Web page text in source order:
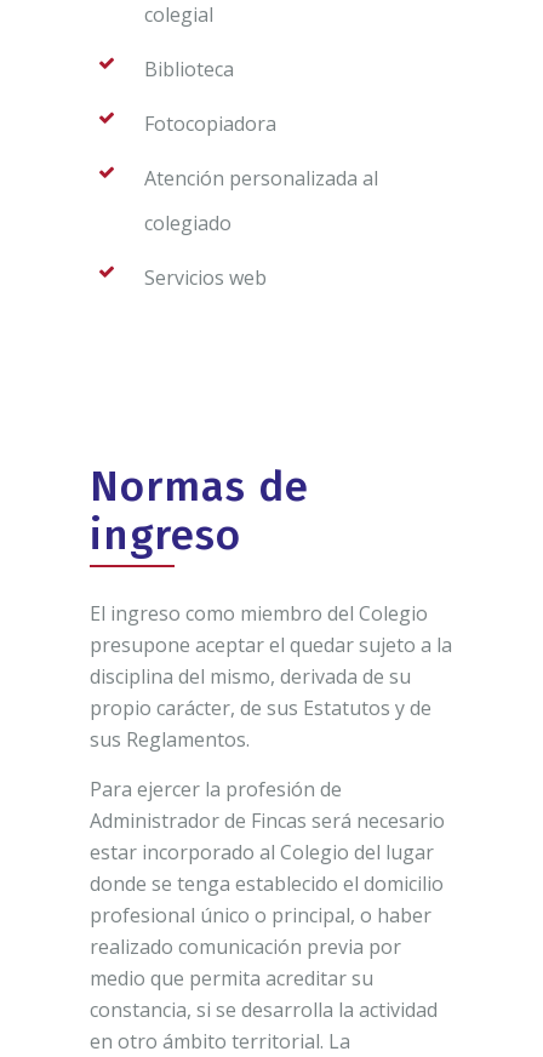
colegial
Biblioteca
Fotocopiadora
Atención personalizada al
colegiado
Servicios web
Normas de
ingreso
El ingreso como miembro del Colegio
presupone aceptar el quedar sujeto a la
disciplina del mismo, derivada de su
propio carácter, de sus Estatutos y de
sus Reglamentos.
Para ejercer la profesión de
Administrador de Fincas será necesario
estar incorporado al Colegio del lugar
donde se tenga establecido el domicilio
profesional único o principal, o haber
realizado comunicación previa por
medio que permita acreditar su
constancia, si se desarrolla la actividad
en otro ámbito territorial. La